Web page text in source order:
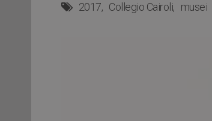
2017 Collegio Cairoli musei